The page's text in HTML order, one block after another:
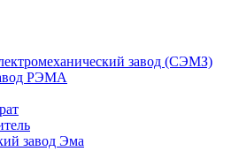
завод (СЭМЗ)
РЭМА
завод Эма